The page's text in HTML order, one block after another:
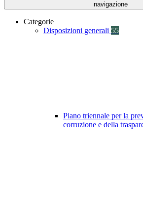
navigazione
Categorie
Disposizioni generali 55
Piano triennale per la
corruzione e della